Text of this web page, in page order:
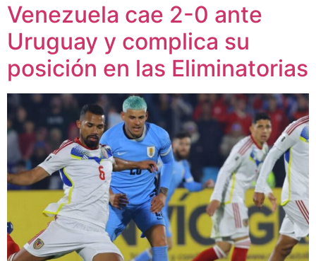
Venezuela cae 2-0 ante
Uruguay y complica su
posición en las Eliminatorias